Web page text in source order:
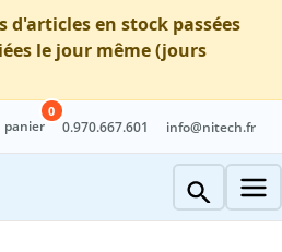
d'articles en stock passées
le jour même (jours
panier
0
0.970.667.601 info@nitech.fr